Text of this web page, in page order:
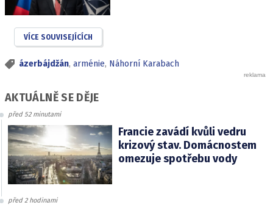
VÍCE SOUVISEJÍCÍCH
ázerbájdžán, arménie, Náhorní Karabach
AKTUÁLNĚ SE DĚJE
před 52 minutami
Francie zavádí kvůli vedru
krizový stav. Domácnostem
omezuje spotřebu vody
před 2 hodinami